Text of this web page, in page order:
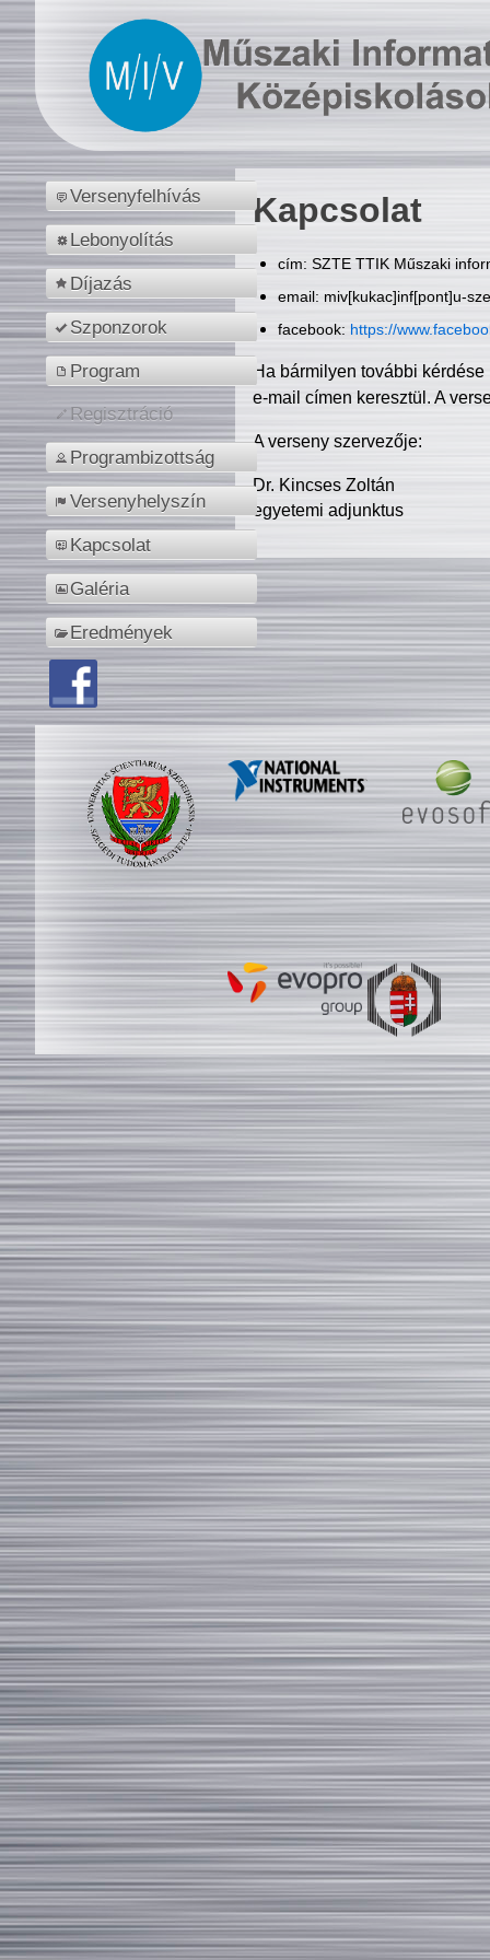
Versenyfelhívás
Lebonyolítás
Díjazás
Szponzorok
Program
Regisztráció
Programbizottság
Versenyhelyszín
Kapcsolat
Galéria
Eredmények
Kapcsolat
cím: SZTE TTIK Műszaki
email: miv[kukac]inf[pont]u-
facebook: https://
Ha bármilyen további
e-mail címen keresztül. A
A verseny szervezője:
Dr. Kincses Zoltán
egyetemi adjunktus